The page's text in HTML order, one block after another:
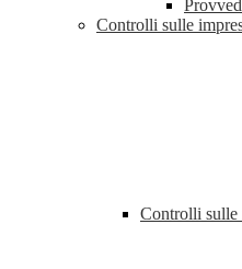
Controlli sulle
Controlli sulle